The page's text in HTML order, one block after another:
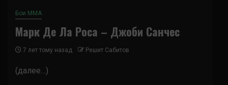
Бои ММА
Марк Де Ла Роса – Джоби Санчес
7 лет тому назад Решит Сабитов
(далее…)